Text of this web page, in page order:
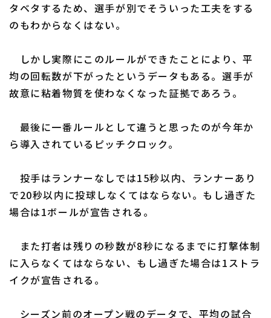
タベタするため、選手が別でそういった工夫をする
のもわからなくはない。
しかし実際にこのルールができたことにより、平
均の回転数が下がったというデータもある。選手が
故意に粘着物質を使わなくなった証拠であろう。
最後に一番ルールとして違うと思ったのが今年か
ら導入されているピッチクロック。
投手はランナーなしでは15秒以内、ランナーあり
で20秒以内に投球しなくてはならない。もし過ぎた
場合は1ボールが宣告される。
また打者は残りの秒数が8秒になるまでに打撃体制
に入らなくてはならない、もし過ぎた場合は1ストラ
イクが宣告される。
シーズン前のオープン戦のデータで、平均の試合